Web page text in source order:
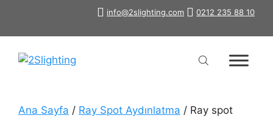
info@2slighting.com 0212 235 88 10
Ana Sayfa / Ray Spot Aydınlatma / Ray spot